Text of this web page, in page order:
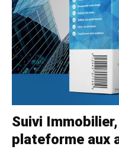
Suivi
plateforme aux